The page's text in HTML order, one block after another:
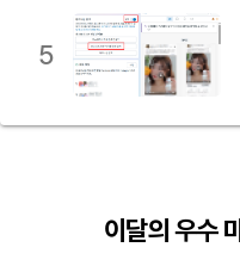
5
이달의 우수